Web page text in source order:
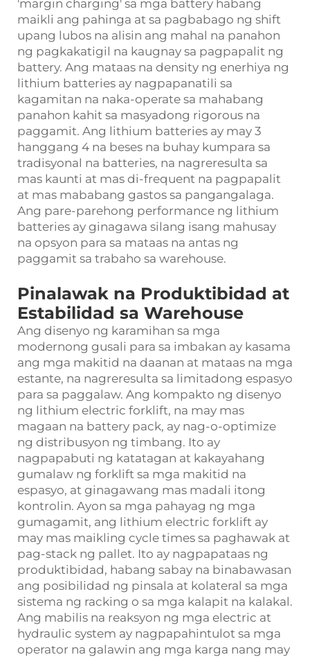
'margin charging' sa mga battery habang
maikli ang pahinga at sa pagbabago ng shift
upang lubos na alisin ang mahal na panahon
ng pagkakatigil na kaugnay sa pagpapalit ng
battery. Ang mataas na density ng enerhiya ng
lithium batteries ay nagpapanatili sa
kagamitan na naka-operate sa mahabang
panahon kahit sa masyadong rigorous na
paggamit. Ang lithium batteries ay may 3
hanggang 4 na beses na buhay kumpara sa
tradisyonal na batteries, na nagreresulta sa
mas kaunti at mas di-frequent na pagpapalit
at mas mababang gastos sa pangangalaga.
Ang pare-parehong performance ng lithium
batteries ay ginagawa silang isang mahusay
na opsyon para sa mataas na antas ng
paggamit sa trabaho sa warehouse.
Pinalawak na Produktibidad at
Estabilidad sa Warehouse
Ang disenyo ng karamihan sa mga
modernong gusali para sa imbakan ay kasama
ang mga makitid na daanan at mataas na mga
estante, na nagreresulta sa limitadong espasyo
para sa paggalaw. Ang kompakto ng disenyo
ng lithium electric forklift, na may mas
magaan na battery pack, ay nag-o-optimize
ng distribusyon ng timbang. Ito ay
nagpapabuti ng katatagan at kakayahang
gumalaw ng forklift sa mga makitid na
espasyo, at ginagawang mas madali itong
kontrolin. Ayon sa mga pahayag ng mga
gumagamit, ang lithium electric forklift ay
may mas maikling cycle times sa paghawak at
pag-stack ng pallet. Ito ay nagpapataas ng
produktibidad, habang sabay na binabawasan
ang posibilidad ng pinsala at kolateral sa mga
sistema ng racking o sa mga kalapit na kalakal.
Ang mabilis na reaksyon ng mga electric at
hydraulic system ay nagpapahintulot sa mga
operator na galawin ang mga karga nang may